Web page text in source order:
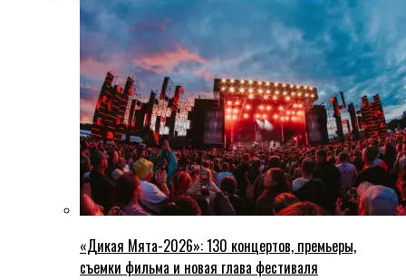
«Дикая Мята-2026»: 130 концертов, премьеры,
съемки фильма и новая глава фестиваля